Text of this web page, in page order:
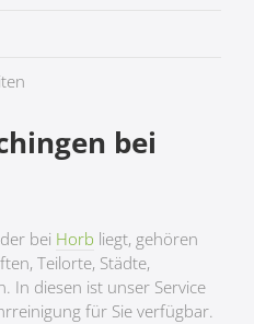
bei
bei Horb liegt, gehören
Teilorte, Städte,
In diesen ist unser Service
für Sie verfügbar.